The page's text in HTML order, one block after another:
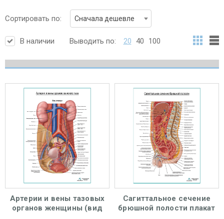
Сортировать по: Сначала дешевле
В наличии Выводить по: 20 40 100
Артерии и вены тазовых
органов женщины (вид
Сагиттальное сечение
брюшной полости плакат